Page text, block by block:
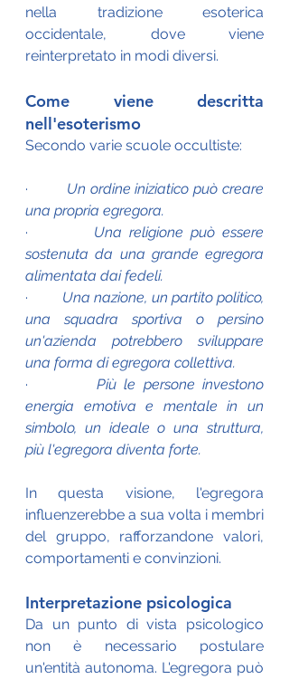
nella tradizione esoterica
occidentale, dove viene
reinterpretato in modi diversi.
Come viene descritta
nell'esoterismo
Secondo varie scuole occultiste:
· Un ordine iniziatico può creare
una propria egregora.
· Una religione può essere
sostenuta da una grande egregora
alimentata dai fedeli.
· Una nazione, un partito politico,
una squadra sportiva o persino
un'azienda potrebbero sviluppare
una forma di egregora collettiva.
· Più le persone investono
energia emotiva e mentale in un
simbolo, un ideale o una struttura,
più l'egregora diventa forte.
In questa visione, l'egregora
influenzerebbe a sua volta i membri
del gruppo, rafforzandone valori,
comportamenti e convinzioni.
Interpretazione psicologica
Da un punto di vista psicologico
non è necessario postulare
un'entità autonoma. L'egregora può